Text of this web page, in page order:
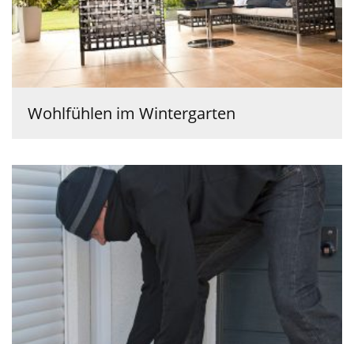
Wohlfühlen im Wintergarten